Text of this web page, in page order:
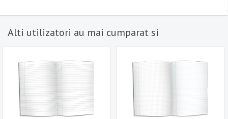
Alti utilizatori au mai cumparat si